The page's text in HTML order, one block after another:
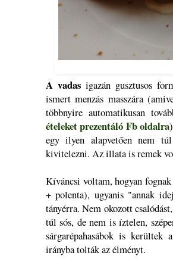
A vadas igazán gusztusos
ismert menzás masszára
többnyire automatikusan
ételeket prezentáló Fb oldalra
egy ilyen alapvetően nem
kivitelezni. Az illata is remek
Kíváncsi voltam, hogyan
+ polenta), ugyanis "annak
tányérra. Nem okozott
túl sós, de nem is íztelen,
sárgarépahasábok is kerültek
irányba tolták az élményt.